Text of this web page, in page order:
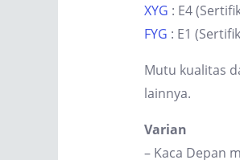
XYG : E4
FYG : E1
Mutu kualitas
lainnya.
Varian
– Kaca Depan